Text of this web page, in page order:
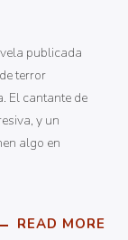
publicada
terror
El cantante de
y un
algo en
READ MORE